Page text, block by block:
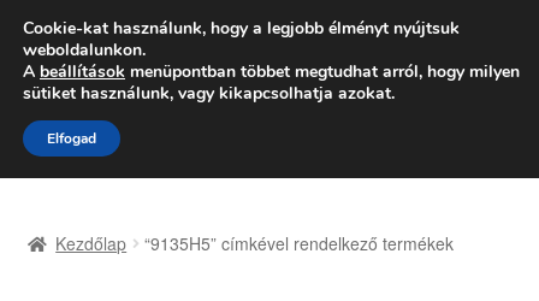
SZÁLLÍTÁS 2618 Ft-tól
Hétfő-Péntek 9:00–16:0006 80 088 054
Ugrás
a
navigációhoz
Kilépés
a
tartalomba
Adatvédelmi irányelvek
Kezdőlap “9135H5” címkével rendelkező termékek
Cookie-kat használunk, hogy a legjobb élményt nyújtsuk
weboldalunkon.
A beállítások menüpontban többet megtudhat arról, hogy milyen
sütiket használunk, vagy kikapcsolhatja azokat.
Elfogad